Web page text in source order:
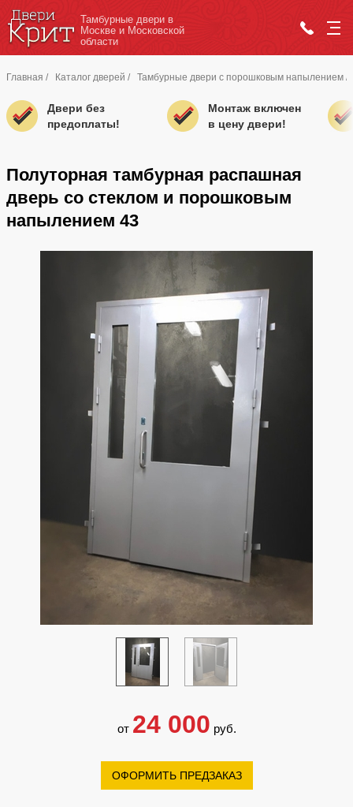
Тамбурные двери в
Москве и Московской
области
Главная / Каталог дверей / Тамбурные двери с порошковым напылением /
Двери без
предоплаты!
Монтаж включен
в цену двери!
Полуторная тамбурная распашная
дверь со стеклом и порошковым
напылением 43
от 24 000 руб.
ОФОРМИТЬ ПРЕДЗАКАЗ